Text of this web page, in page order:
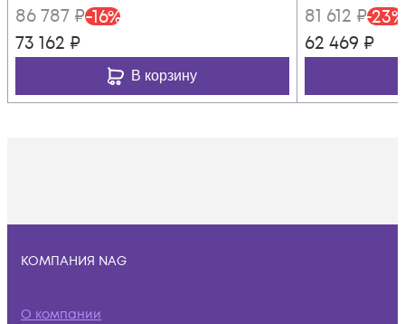
86 787 ₽-16%
73 162 ₽
В корзину
81 612 ₽-23%
62 469 ₽
КОМПАНИЯ NAG
О компании